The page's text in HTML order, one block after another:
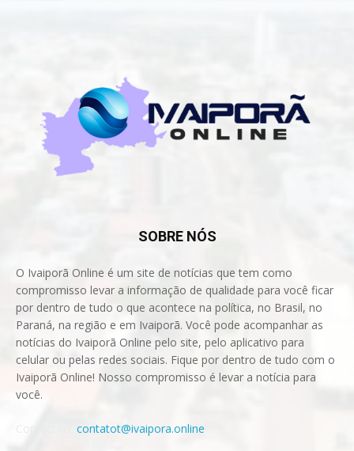
SOBRE NÓS
O Ivaiporã Online é um site de notícias que tem como
compromisso levar a informação de qualidade para você ficar
por dentro de tudo o que acontece na política, no Brasil, no
Paraná, na região e em Ivaiporã. Você pode acompanhar as
notícias do Ivaiporã Online pelo site, pelo aplicativo para
celular ou pelas redes sociais. Fique por dentro de tudo com o
Ivaiporã Online! Nosso compromisso é levar a notícia para
você.
contatot@ivaipora.online